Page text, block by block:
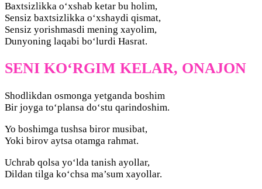
Baxtsizlikka o‘xshab ketar bu holim,
Sensiz baxtsizlikka o‘xshaydi qismat,
Sensiz yorishmasdi mening xayolim,
Dunyoning laqabi bo‘lurdi Hasrat.
SЕNI KO‘RGIM KЕLAR, ONAJON
Shodlikdan osmonga yetganda boshim
Bir joyga to‘plansa do‘stu qarindoshim.
Yo boshimga tushsa biror musibat,
Yoki birov aytsa otamga rahmat.
Uchrab qolsa yo‘lda tanish ayollar,
Dildan tilga ko‘chsa ma’sum xayollar.